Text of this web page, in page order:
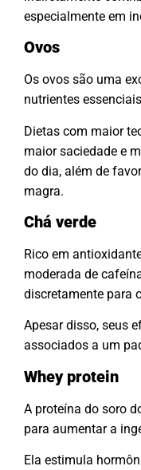
especialmente em
Ovos
Os ovos são uma
nutrientes
Dietas com maior
maior saciedade e
do dia, além de
magra.
Chá verde
Rico em
moderada de
discretamente para
Apesar disso, seus
associados a um
Whey protein
A proteína do soro
para aumentar a
Ela estimula